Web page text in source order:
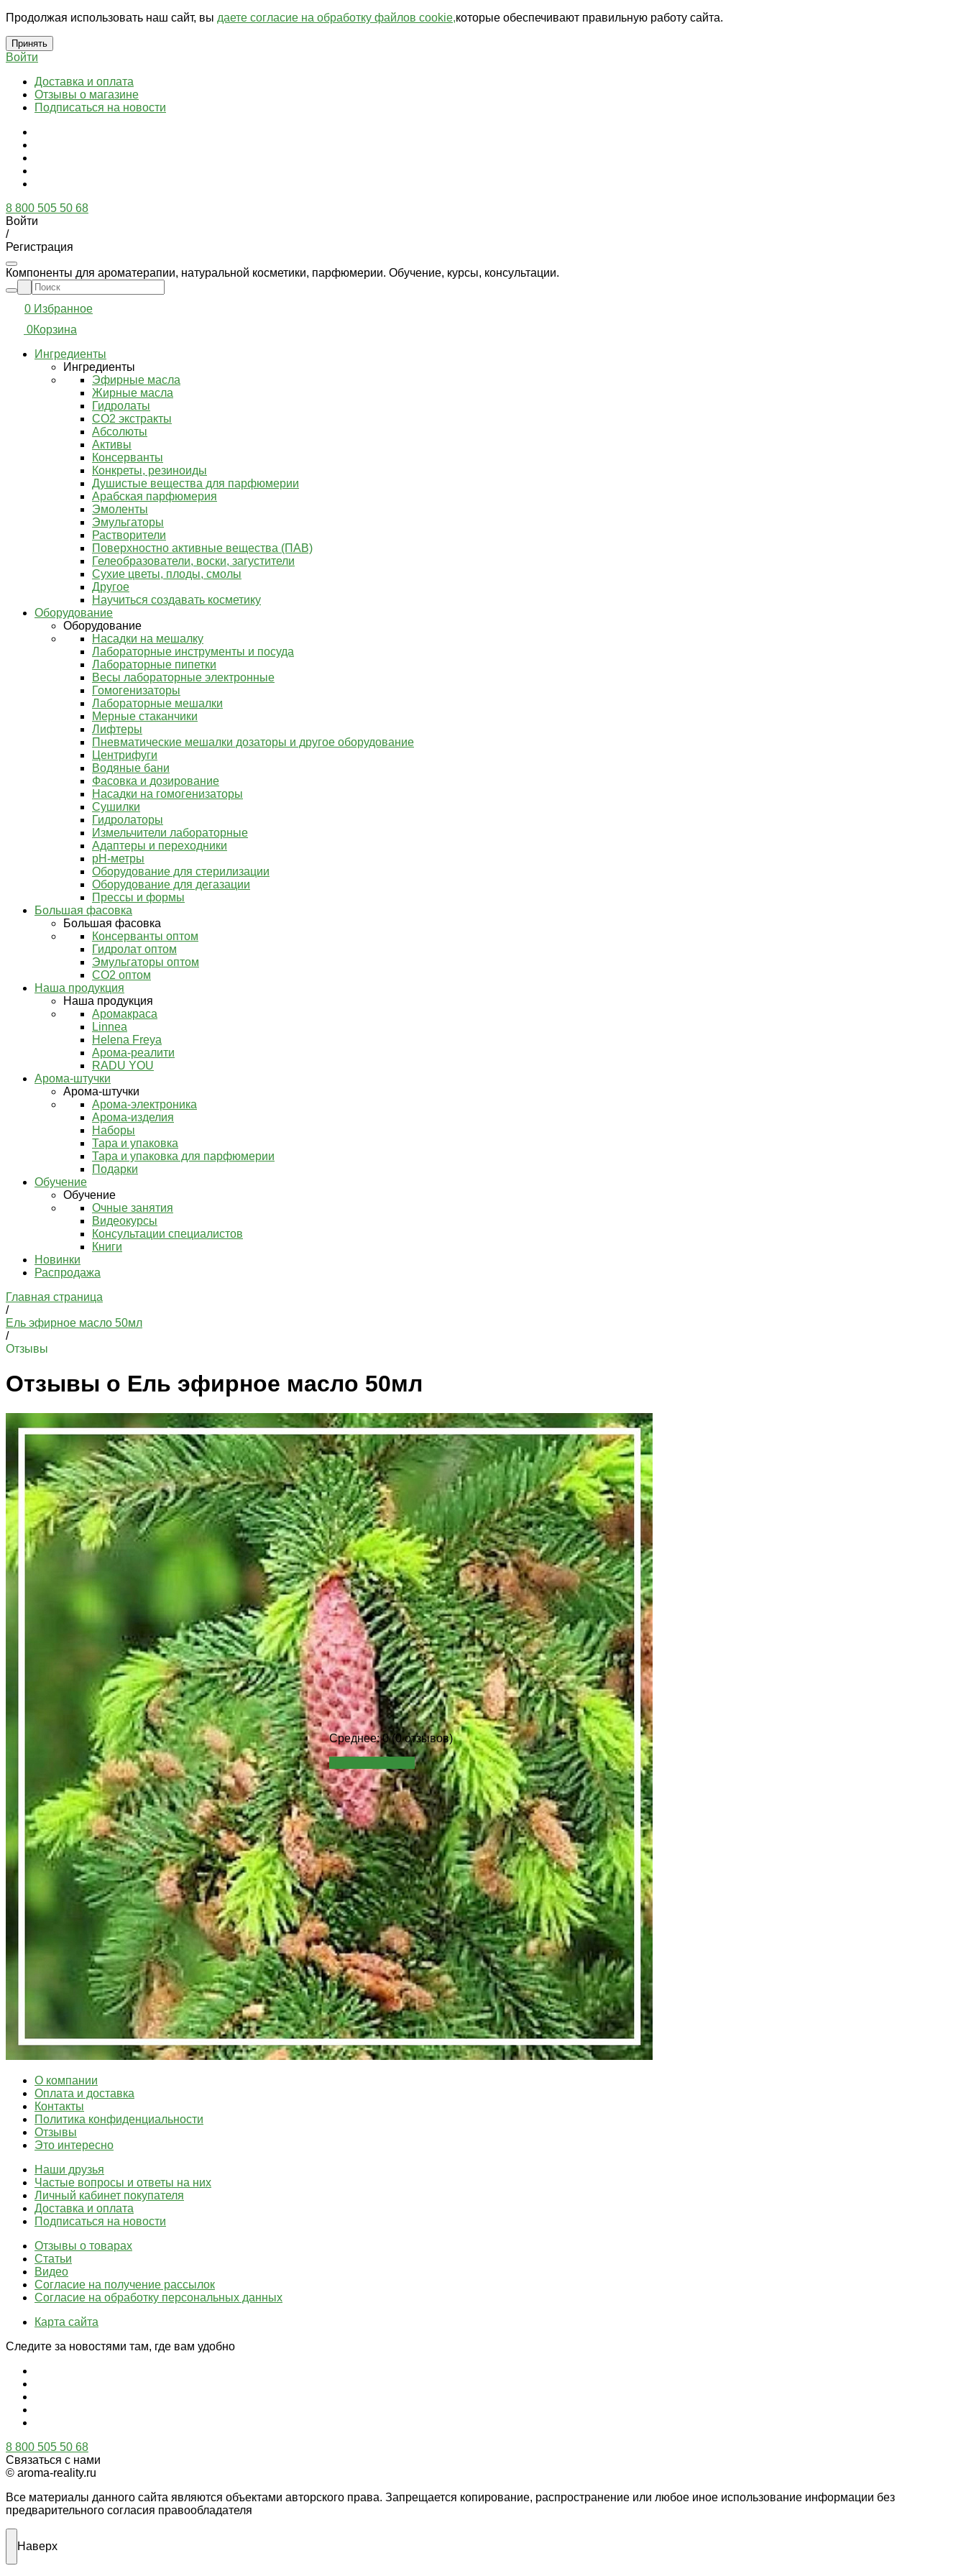
Продолжая использовать наш сайт, вы даете согласие на обработку файлов cookie,которые обеспечивают правильную работу сайта.
Принять
Войти
Доставка и оплата
Отзывы о магазине
Подписаться на новости
8 800 505 50 68
Войти
/
Регистрация
Компоненты для ароматерапии, натуральной косметики, парфюмерии. Обучение, курсы, консультации.
0 Избранное
0Корзина
Ингредиенты
Ингредиенты
Эфирные масла
Жирные масла
Гидролаты
СО2 экстракты
Абсолюты
Активы
Консерванты
Конкреты, резиноиды
Душистые вещества для парфюмерии
Арабская парфюмерия
Эмоленты
Эмульгаторы
Растворители
Поверхностно активные вещества (ПАВ)
Гелеобразователи, воски, загустители
Сухие цветы, плоды, смолы
Другое
Научиться создавать косметику
Оборудование
Оборудование
Насадки на мешалку
Лабораторные инструменты и посуда
Лабораторные пипетки
Весы лабораторные электронные
Гомогенизаторы
Лабораторные мешалки
Мерные стаканчики
Лифтеры
Пневматические мешалки дозаторы и другое оборудование
Центрифуги
Водяные бани
Фасовка и дозирование
Насадки на гомогенизаторы
Сушилки
Гидролаторы
Измельчители лабораторные
Адаптеры и переходники
pH-метры
Оборудование для стерилизации
Оборудование для дегазации
Прессы и формы
Большая фасовка
Большая фасовка
Консерванты оптом
Гидролат оптом
Эмульгаторы оптом
СО2 оптом
Наша продукция
Наша продукция
Аромакраса
Linnea
Helena Freya
Арома-реалити
RADU YOU
Арома-штучки
Арома-штучки
Арома-электроника
Арома-изделия
Наборы
Тара и упаковка
Тара и упаковка для парфюмерии
Подарки
Обучение
Обучение
Очные занятия
Видеокурсы
Консультации специалистов
Книги
Новинки
Распродажа
Главная страница
/
Ель эфирное масло 50мл
/
Отзывы
Отзывы о Ель эфирное масло 50мл
Среднее: 0 (0 отзывов)
О компании
Оплата и доставка
Контакты
Политика конфиденциальности
Отзывы
Это интересно
Наши друзья
Частые вопросы и ответы на них
Личный кабинет покупателя
Доставка и оплата
Подписаться на новости
Отзывы о товарах
Статьи
Видео
Согласие на получение рассылок
Согласие на обработку персональных данных
Карта сайта
Следите за новостями там, где вам удобно
8 800 505 50 68
Связаться с нами
© aroma-reality.ru
Все материалы данного сайта являются объектами авторского права. Запрещается копирование, распространение или любое иное использование информации без
предварительного согласия правообладателя
Наверх